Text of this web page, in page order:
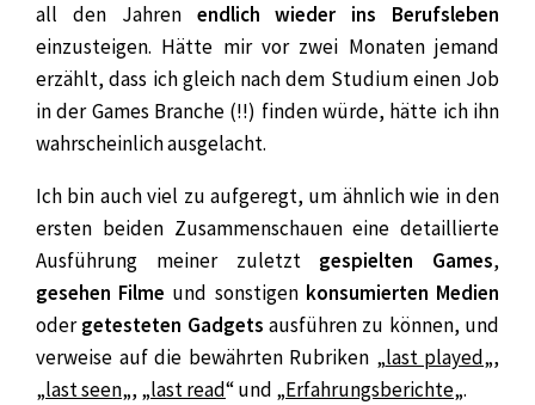
all den Jahrenendlich wieder ins Berufsleben
einzusteigen. Hätte mir vor zwei Monaten jemand
erzählt, dass ich gleich nach dem Studium einen Job
in der Games Branche (!!) finden würde, hätte ich ihn
wahrscheinlich ausgelacht.
Ich bin auch viel zu aufgeregt, um ähnlich wie in den
ersten beiden Zusammenschauen eine detaillierte
Ausführung meiner zuletzt gespielten Games,
gesehen Filme und sonstigen konsumierten Medien
odergetesteten Gadgets ausführen zu können, und
verweise auf die bewährten Rubriken „last played„,
„last seen„, „last read“ und „Erfahrungsberichte„.